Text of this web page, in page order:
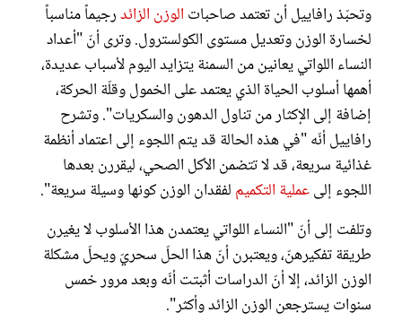
وتحبّذ رافاييل أن تعتمد صاحبات الوزن الزائدرجيماً مناسباً
لخسارة الوزن وتعديل مستوى الكولسترول. وترى أنّ "أعداد
النساء اللواتي يعانين من السمنة يتزايد اليوم لأسباب عديدة،
أهمها أسلوب الحياة الذي يعتمد على الخمول وقلّة الحركة،
إضافة إلى الإكثار من تناول الدهون والسكريات". وتشرح
رافاييل أنّه "في هذه الحالة قد يتم اللجوء إلى اعتماد أنظمة
غذائية سريعة، قد لا تتضمن الأكل الصحي، ليقررن بعدها
اللجوء إلىعملية التكميم لفقدان الوزن كونها وسيلة سريعة".
وتلفت إلى أنّ "النساء اللواتي يعتمدن هذا الأسلوب لا يغيرن
طريقة تفكيرهنّ، ويعتبرن أنّ هذا الحلّ سحريّ ويحلّ مشكلة
الوزن الزائد، إلا أنّ الدراسات أثبتت أنّه وبعد مرور خمس
سنوات يسترجعن الوزن الزائد وأكثر".